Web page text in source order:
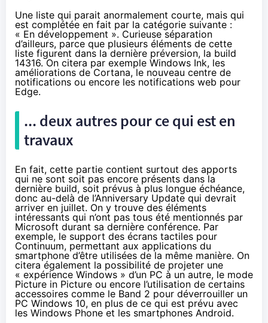
Une liste qui parait anormalement courte, mais qui
est complétée en fait par la catégorie suivante :
« En développement ». Curieuse séparation
d’ailleurs, parce que plusieurs éléments de cette
liste figurent dans la dernière préversion, la build
14316. On citera par exemple Windows Ink, les
améliorations de Cortana, le nouveau centre de
notifications ou encore les notifications web pour
Edge.
... deux autres pour ce qui est en
travaux
En fait, cette partie contient surtout des apports
qui ne sont soit pas encore présents dans la
dernière build, soit prévus à plus longue échéance,
donc au-delà de l’Anniversary Update qui devrait
arriver en juillet. On y trouve des éléments
intéressants qui n’ont pas tous été mentionnés par
Microsoft durant sa dernière conférence. Par
exemple, le support des écrans tactiles pour
Continuum, permettant aux applications du
smartphone d’être utilisées de la même manière. On
citera également la possibilité de projeter une
« expérience Windows » d’un PC à un autre, le mode
Picture in Picture ou encore l’utilisation de certains
accessoires comme le Band 2 pour déverrouiller un
PC Windows 10, en plus de ce qui est prévu avec
les Windows Phone et les smartphones Android.